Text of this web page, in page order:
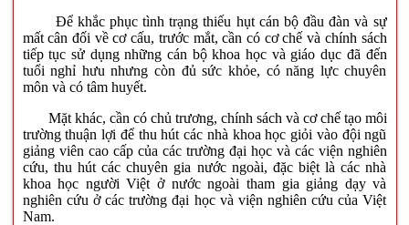
Để khắc phục tình trạng thiếu hụt cán bộ đầu đàn và sự
mất cân đối về cơ cấu, trước mắt, cần có cơ chế và chính sách
tiếp tục sử dụng những cán bộ khoa học và giáo dục đã đến
tuổi nghỉ hưu nhưng còn đủ sức khỏe, có năng lực chuyên
môn và có tâm huyết.
Mặt khác, cần có chủ trương, chính sách và cơ chế tạo môi
trường thuận lợi để thu hút các nhà khoa học giỏi vào đội ngũ
giảng viên cao cấp của các trường đại học và các viện nghiên
cứu, thu hút các chuyên gia nước ngoài, đặc biệt là các nhà
khoa học người Việt ở nước ngoài tham gia giảng dạy và
nghiên cứu ở các trường đại học và viện nghiên cứu của Việt
Nam.